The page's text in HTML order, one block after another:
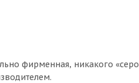
фирменная, никакого